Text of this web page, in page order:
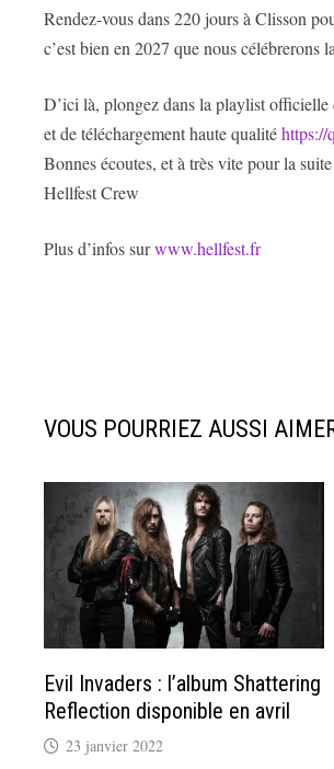
Rendez-vous dans 220 jours à Clisson
c’est bien en 2027 que nous
D’ici là, plongez dans la playlist
et de téléchargement haute qualitéhttps://
Bonnes écoutes, et à très vite pour la
Hellfest Crew
Plus d’infos surwww.hellfest.fr
VOUS POURRIEZ AUSSI
Evil Invaders : l’album Shattering
Reflection disponible en avril
23 janvier 2022